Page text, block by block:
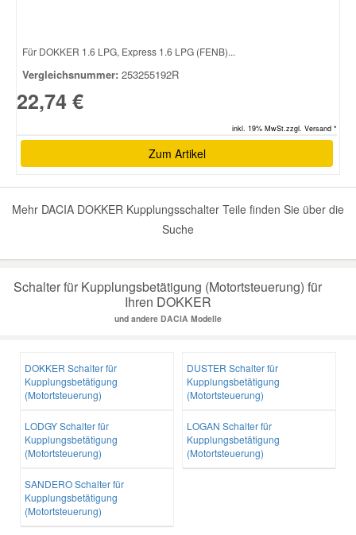
Für DOKKER 1.6 LPG, Express 1.6 LPG (FENB)...
Vergleichsnummer: 253255192R
22,74 €
inkl. 19% MwSt.zzgl. Versand *
Zum Artikel
Mehr DACIA DOKKER Kupplungsschalter Teile finden Sie über die
Suche
Schalter für Kupplungsbetätigung (Motortsteuerung) für
Ihren DOKKER
und andere DACIA Modelle
DOKKER Schalter für
Kupplungsbetätigung
(Motortsteuerung)
DUSTER Schalter für
Kupplungsbetätigung
(Motortsteuerung)
LODGY Schalter für
Kupplungsbetätigung
(Motortsteuerung)
LOGAN Schalter für
Kupplungsbetätigung
(Motortsteuerung)
SANDERO Schalter für
Kupplungsbetätigung
(Motortsteuerung)
Suzuki Ersatzteile